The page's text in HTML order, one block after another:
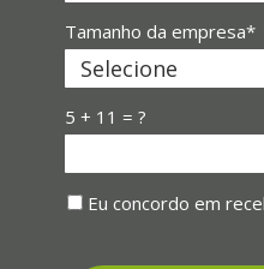
Tamanho da empresa*
5 + 11 = ?
Eu concordo em